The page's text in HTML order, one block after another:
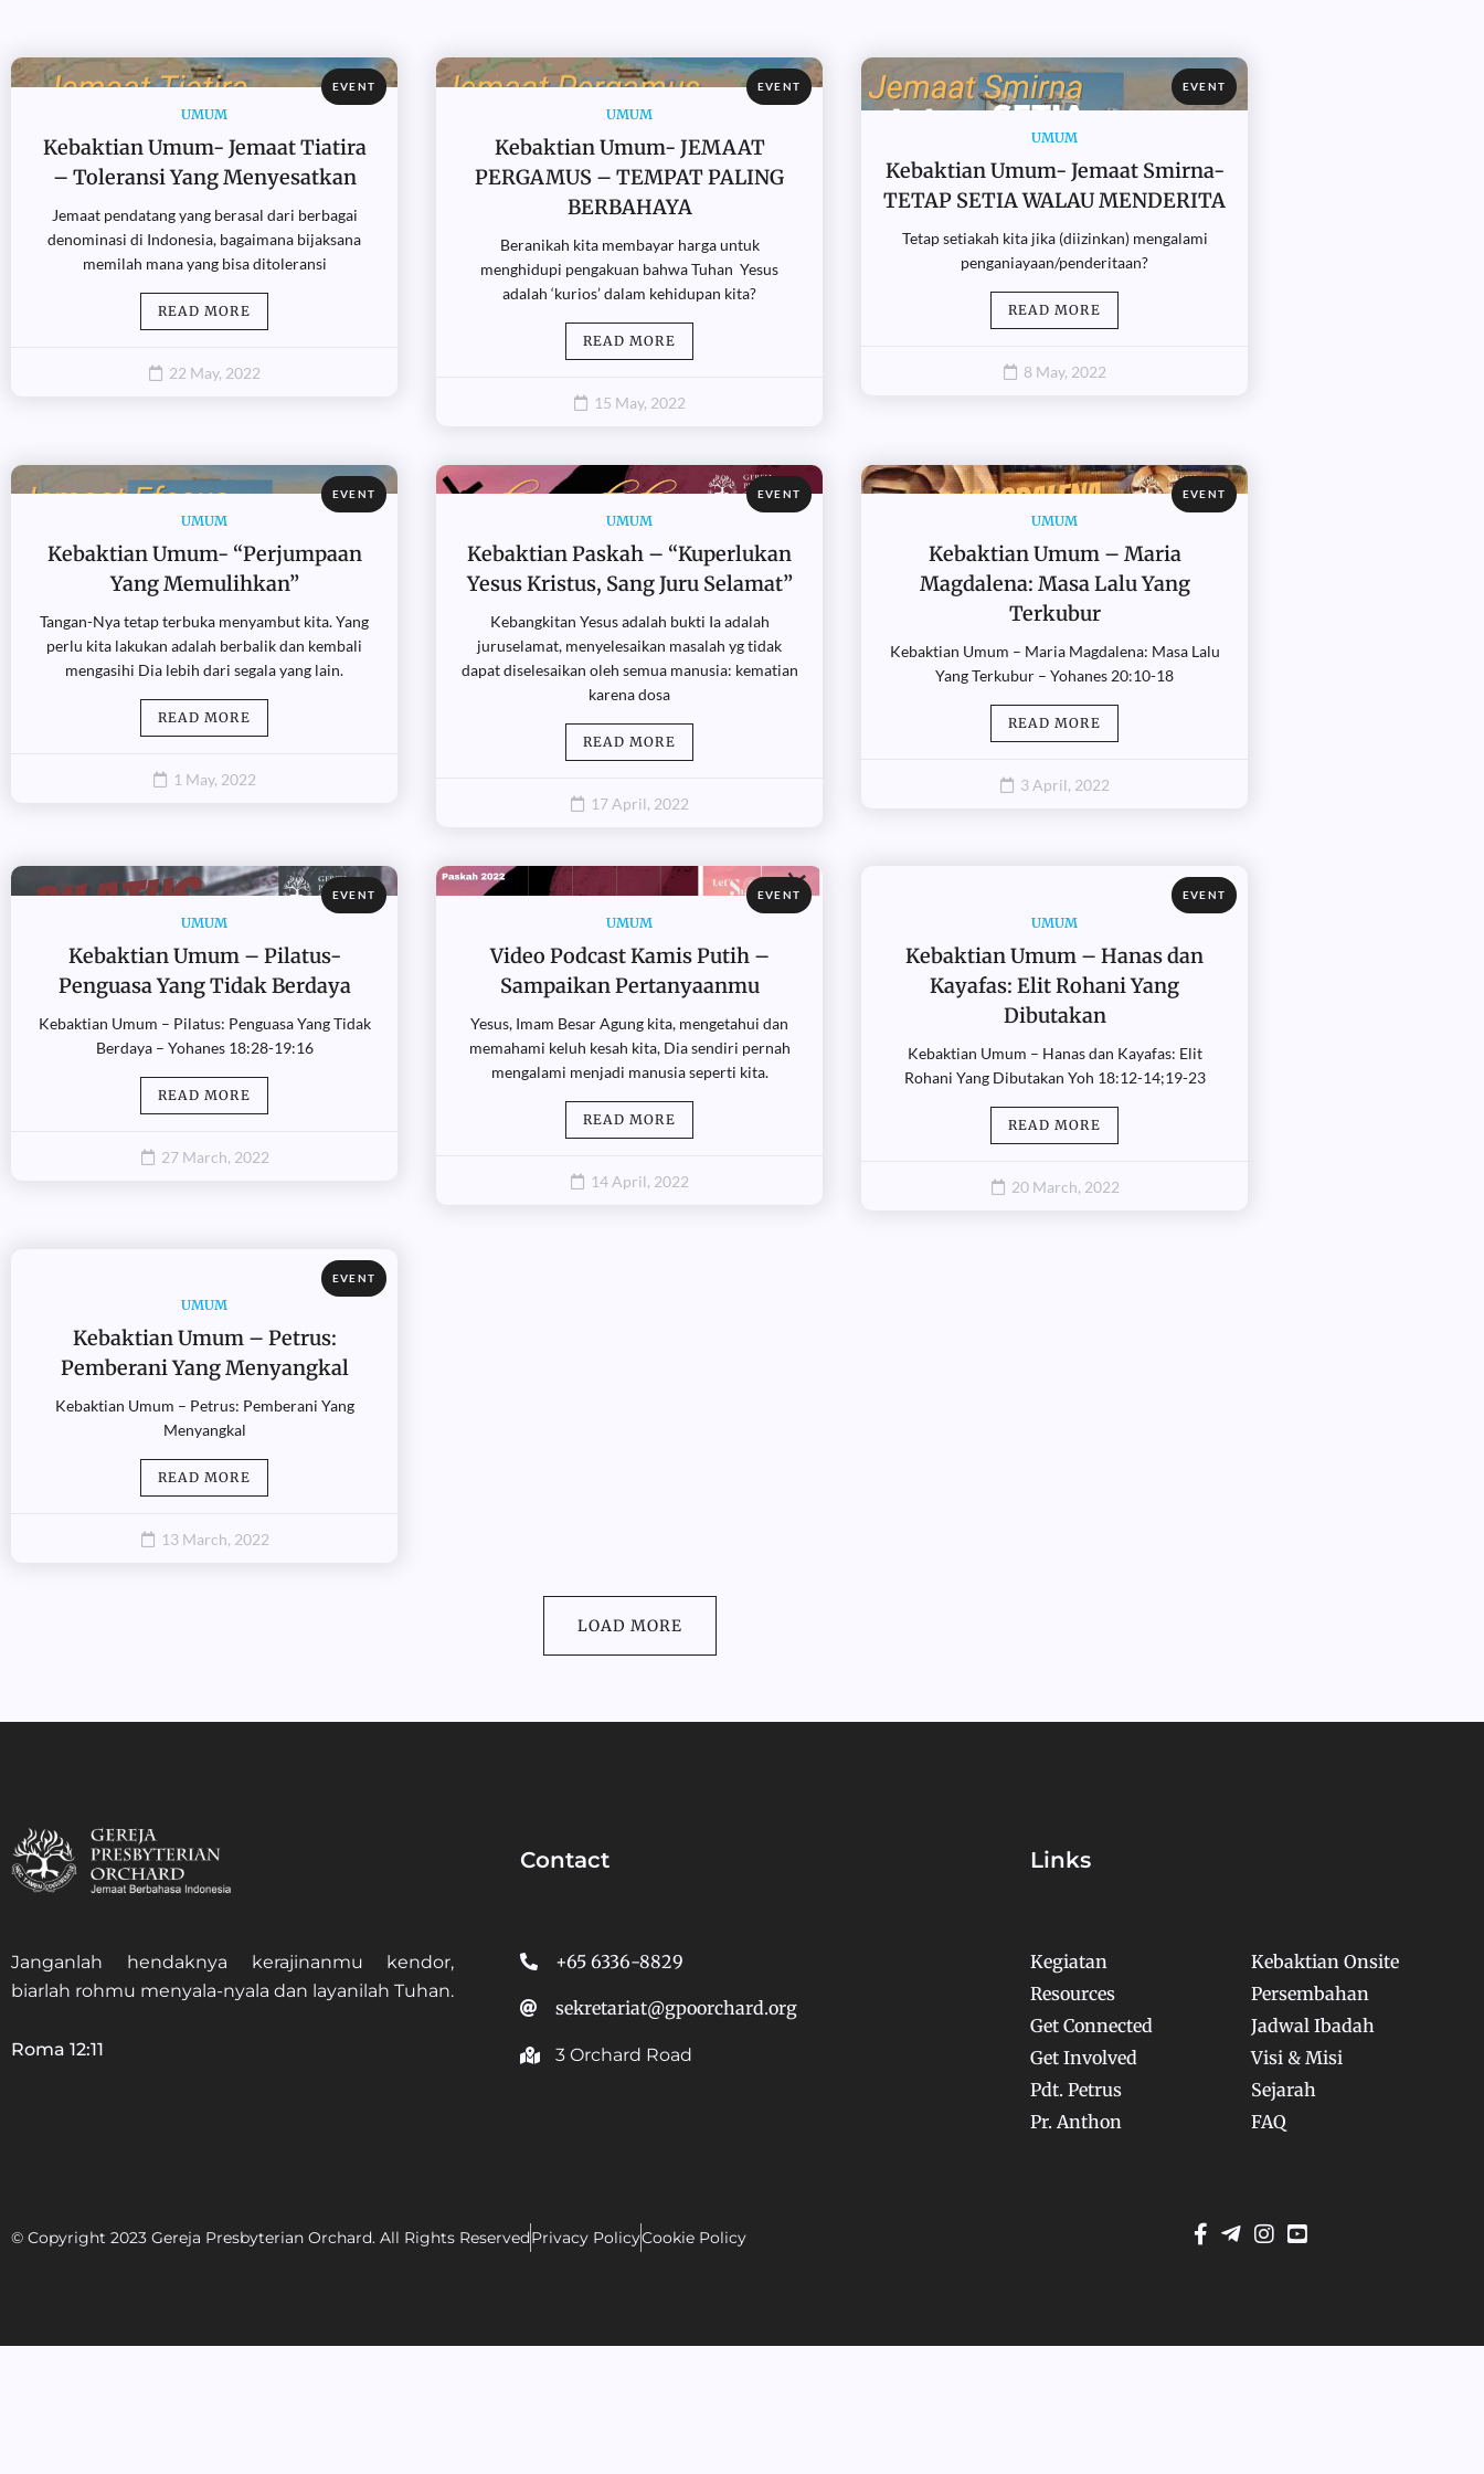
UMUM
Kebaktian Umum- Jemaat Tiatira
– Toleransi Yang Menyesatkan
Jemaat pendatang yang berasal dari berbagai
denominasi di Indonesia, bagaimana bijaksana
memilah mana yang bisa ditoleransi
READ MORE
22 May, 2022
EVENT
UMUM
Kebaktian Umum- JEMAAT
PERGAMUS – TEMPAT PALING
BERBAHAYA
Beranikah kita membayar harga untuk
menghidupi pengakuan bahwa Tuhan Yesus
adalah ‘kurios’ dalam kehidupan kita?
READ MORE
15 May, 2022
EVENT
UMUM
Kebaktian Umum- Jemaat Smirna-
TETAP SETIA WALAU MENDERITA
Tetap setiakah kita jika (diizinkan) mengalami
penganiayaan/penderitaan?
READ MORE
8 May, 2022
EVENT
UMUM
Kebaktian Umum- “Perjumpaan
Yang Memulihkan”
Tangan-Nya tetap terbuka menyambut kita. Yang
perlu kita lakukan adalah berbalik dan kembali
mengasihi Dia lebih dari segala yang lain.
READ MORE
1 May, 2022
EVENT
UMUM
Kebaktian Paskah – “Kuperlukan
Yesus Kristus, Sang Juru Selamat”
Kebangkitan Yesus adalah bukti Ia adalah
juruselamat, menyelesaikan masalah yg tidak
dapat diselesaikan oleh semua manusia: kematian
karena dosa
READ MORE
17 April, 2022
EVENT
UMUM
Kebaktian Umum – Maria
Magdalena: Masa Lalu Yang
Terkubur
Kebaktian Umum – Maria Magdalena: Masa Lalu
Yang Terkubur – Yohanes 20:10-18
READ MORE
3 April, 2022
EVENT
UMUM
Kebaktian Umum – Pilatus-
Penguasa Yang Tidak Berdaya
Kebaktian Umum – Pilatus: Penguasa Yang Tidak
Berdaya – Yohanes 18:28-19:16
READ MORE
27 March, 2022
EVENT
UMUM
Video Podcast Kamis Putih –
Sampaikan Pertanyaanmu
Yesus, Imam Besar Agung kita, mengetahui dan
memahami keluh kesah kita, Dia sendiri pernah
mengalami menjadi manusia seperti kita.
READ MORE
14 April, 2022
EVENT
UMUM
Kebaktian Umum – Hanas dan
Kayafas: Elit Rohani Yang
Dibutakan
Kebaktian Umum – Hanas dan Kayafas: Elit
Rohani Yang Dibutakan Yoh 18:12-14;19-23
READ MORE
20 March, 2022
EVENT
UMUM
Kebaktian Umum – Petrus:
Pemberani Yang Menyangkal
Kebaktian Umum – Petrus: Pemberani Yang
Menyangkal
READ MORE
13 March, 2022
EVENT
LOAD MORE
Janganlah hendaknya kerajinanmu kendor,
biarlah rohmu menyala-nyala dan layanilah Tuhan.
Roma 12:11
Contact
+65 6336-8829
sekretariat@gpoorchard.org
3 Orchard Road
Links
Kegiatan
Resources
Get Connected
Get Involved
Pdt. Petrus
Pr. Anthon
Kebaktian Onsite
Persembahan
Jadwal Ibadah
Visi & Misi
Sejarah
FAQ
© Copyright 2023 Gereja Presbyterian Orchard. All Rights ReservedPrivacy PolicyCookie Policy